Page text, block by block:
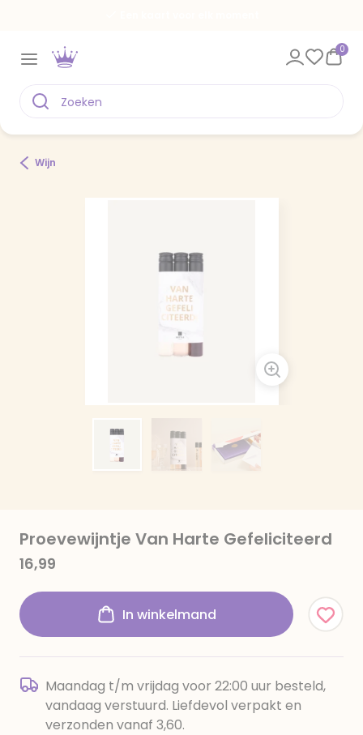
0
Wijn
Proevewijntje Van Harte Gefeliciteerd
16,99
In winkelmand
Maandag t/m vrijdag voor 22:00 uur besteld,
vandaag verstuurd. Liefdevol verpakt en
verzonden vanaf 3,60.